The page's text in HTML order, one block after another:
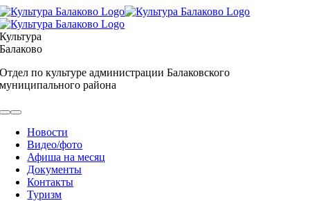
Skip
to
content
Культура
Балаково
Отдел по культуре администрации Балаковского
муниципального района
Toggle
NavigationНовости
Видео/фото
Афиша на месяц
Документы
Контакты
Туризм